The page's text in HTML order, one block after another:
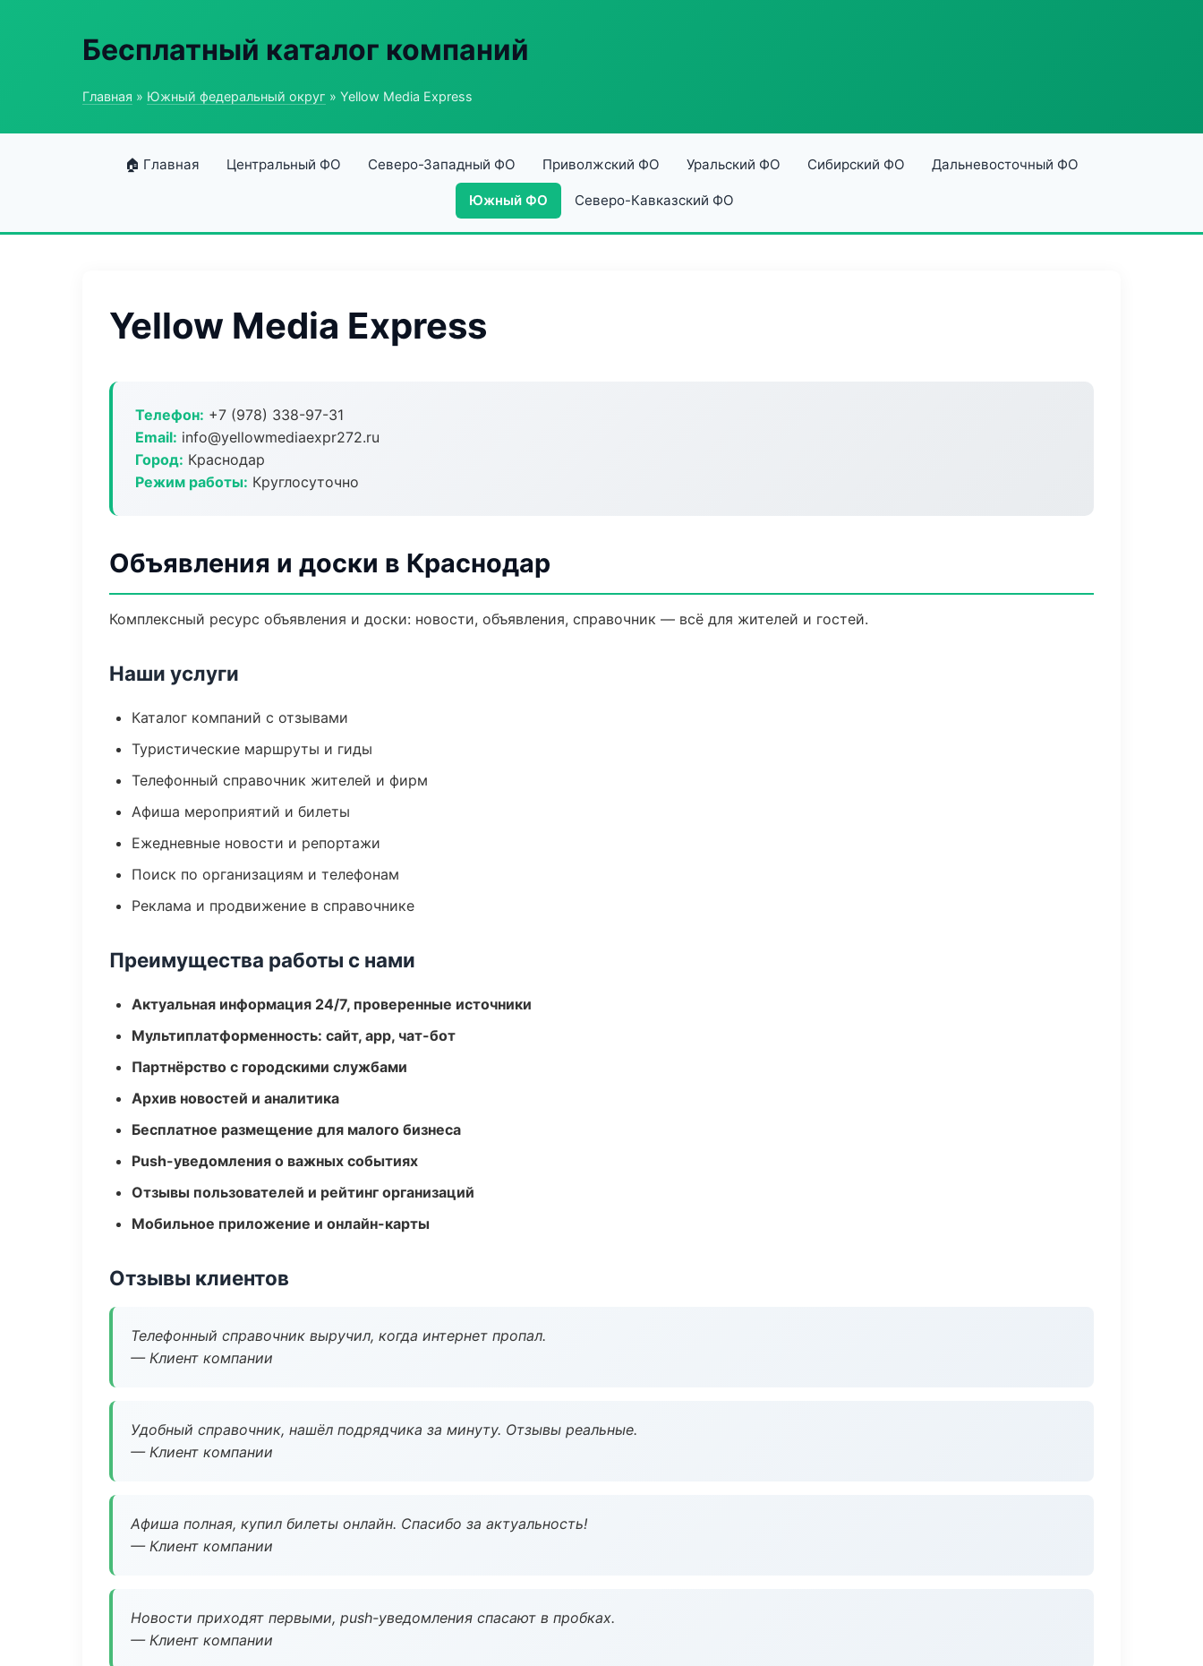
Бесплатный каталог компаний
Главная » Южный федеральный округ » Yellow Media Express
🏠 Главная Центральный ФО Северо-Западный ФО Приволжский ФО Уральский ФО Сибирский ФО Дальневосточный ФО
Южный ФО Северо-Кавказский ФО
Yellow Media Express
Телефон: +7 (978) 338-97-31
Email: info@yellowmediaexpr272.ru
Город: Краснодар
Режим работы: Круглосуточно
Объявления и доски в Краснодар
Комплексный ресурс объявления и доски: новости, объявления, справочник — всё для жителей и гостей.
Наши услуги
Каталог компаний с отзывами
Туристические маршруты и гиды
Телефонный справочник жителей и фирм
Афиша мероприятий и билеты
Ежедневные новости и репортажи
Поиск по организациям и телефонам
Реклама и продвижение в справочнике
Преимущества работы с нами
Актуальная информация 24/7, проверенные источники
Мультиплатформенность: сайт, app, чат-бот
Партнёрство с городскими службами
Архив новостей и аналитика
Бесплатное размещение для малого бизнеса
Push-уведомления о важных событиях
Отзывы пользователей и рейтинг организаций
Мобильное приложение и онлайн-карты
Отзывы клиентов
Телефонный справочник выручил, когда интернет пропал.
— Клиент компании
Удобный справочник, нашёл подрядчика за минуту. Отзывы реальные.
— Клиент компании
Афиша полная, купил билеты онлайн. Спасибо за актуальность!
— Клиент компании
Новости приходят первыми, push-уведомления спасают в пробках.
— Клиент компании